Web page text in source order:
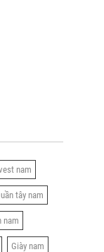
nam
tây nam
nam
Giày nam